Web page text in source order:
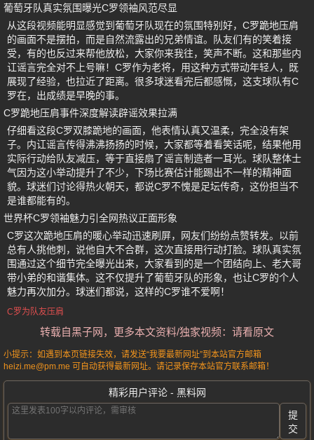
葡萄牙队真实氛围曝光C罗领袖风范尽显
从这段视频能明显感觉到葡萄牙队现在的氛围特别好，C罗跪地压肩
的画面不是摆拍，而是自然流露出的兄弟情谊。队友们有的笑着接
受，有的也反过来帮他放松，大家你来我往，笑声不断。这和那些内
讧谣言完全对不上号嘛！C罗作为老将，用这种方式带动年轻人，既
展现了经验，也拉近了距离。很多球迷看完后都感慨，这支球队有C
罗在，出成绩是早晚的事。
C罗跪地压肩事件深度解读辟谣效果拉满
仔细看这段C罗双膝跪地的画面，他表情认真又温柔，完全没有架
子。内讧谣言传得沸沸扬扬的时候，大家都等着看笑话呢，结果他用
实际行动给队友减压，等于直接扇了谣言制造者一耳光。球队整体士
气因为这小举动提升了不少，下场比赛估计能踢出不一样的精神面
貌。球迷们讨论得热火朝天，都说C罗不愧是足坛传奇，这份担当不
是谁都能有的。
世界杯C罗领袖魅力引全网热议正面形象
C罗这次跪地压肩的暖心举动迅速刷屏，网友们纷纷点赞转发。以前
总有人挑他刺，说他自大不合群，这次直接用行动打脸。球队真实氛
围通过这个细节完全曝光出来，大家看到的是一个团结向上、老大哥
带小弟的和谐集体。这不仅提升了葡萄牙队的形象，也让C罗的个人
魅力再次加分。球迷们都说，这样的C罗谁不爱啊！
C罗为队友压肩
转载自黑子网，更多本文资料/独家视频：请看原文
小提示：如遇到本页链接失效，请发送“我要最新网址”到本站官方邮箱
heizi.me@pm.me 可自动获得最新网址。请记录保存本站官方联系邮箱！
精彩用户评论 - 黑料网
提
交